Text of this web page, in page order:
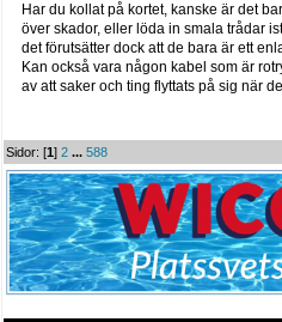
Har du kollat på kortet, kanske är det
över skador, eller löda in smala trådar
det förutsätter dock att de bara är ett
Kan också vara någon kabel som är
av att saker och ting flyttats på sig när
Sidor: [1]2 ...588